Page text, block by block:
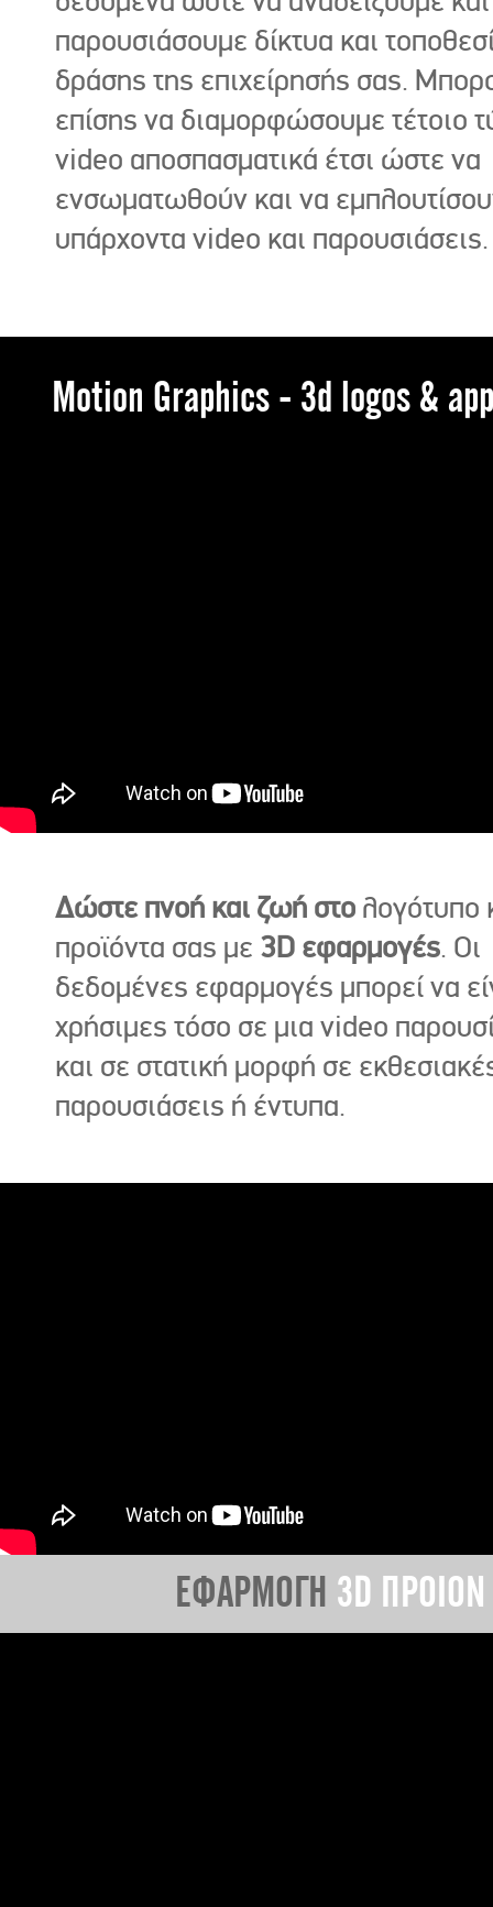
παρουσιάσουμε δίκτυα και
δράσης της επιχείρησής σας.
επίσης να διαμορφώσουμε τέτοιο
video αποσπασματικά έτσι ώστε να
ενσωματωθούν και να
υπάρχοντα video και παρουσιάσεις.
Motion Graphics - 3d logos &
Δώστε πνοή και ζωή στο λογότυπο
προϊόντα σας με 3D εφαρμογές. Οι
δεδομένες εφαρμογές μπορεί να
χρήσιμες τόσο σε μια video
και σε στατική μορφή σε
παρουσιάσεις ή έντυπα.
ΕΦΑΡΜΟΓΗ 3D ΠΡΟΙΟΝ